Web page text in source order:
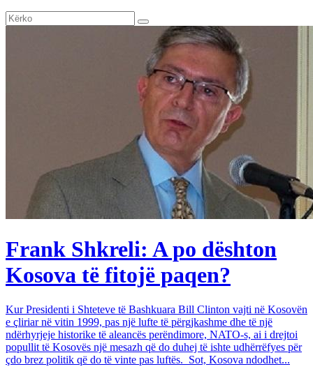
Frank Shkreli: A po dështon
Kosova të fitojë paqen?
Kur Presidenti i Shteteve të Bashkuara Bill Clinton vajti në Kosovën
e çliriar në vitin 1999, pas një lufte të përgjkashme dhe të një
ndërhyrjeje historike të aleancës perëndimore, NATO-s, ai i drejtoi
popullit të Kosovës një mesazh që do duhej të ishte udhërrëfyes për
çdo brez politik që do të vinte pas luftës. Sot, Kosova ndodhet...